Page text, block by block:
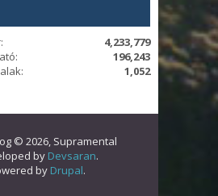
4,233,779
196,243
1,052
© 2026, Supramental
by Devsaran.
by Drupal.